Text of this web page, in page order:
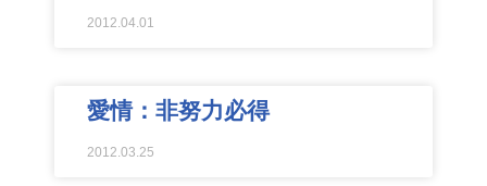
2012.04.01
愛情：非努力必得
2012.03.25